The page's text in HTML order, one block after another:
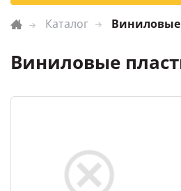
Каталог
Виниловые